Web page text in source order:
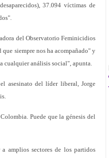
37.094 víctimas de
del Observatorio Feminicidios
siempre nos ha acompañado" y
cualquier análisis social", apunta.
asesinato del líder liberal, Jorge
Puede que la génesis del
amplios sectores de los partidos